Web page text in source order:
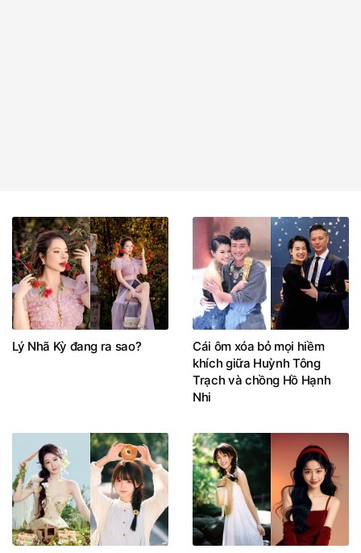
Lý Nhã Kỳ đang ra sao?
Cái ôm xóa bỏ mọi hiềm
khích giữa Huỳnh Tông
Trạch và chồng Hồ Hạnh
Nhi